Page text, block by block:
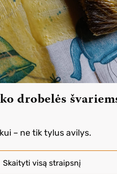
drobelės
– ne tik tylus avilys.
Skaityti visą straipsnį